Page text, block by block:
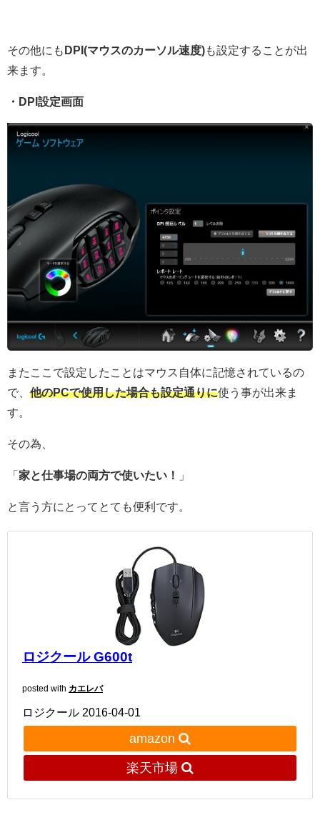
その他にも DPI(マウスのカーソル速度)も設定することが出
来ます。
・DPI設定画面
またここで設定したことはマウス自体に記憶されているの
で、 他のPCで使用した場合も設定通りに使う事が出来ま
す。
その為、
「 家と仕事場の両方で使いたい！ 」
と言う方にとってとても便利です。
ロジクール G600t
posted with カエレバ
ロジクール 2016-04-01
amazon
楽天市場